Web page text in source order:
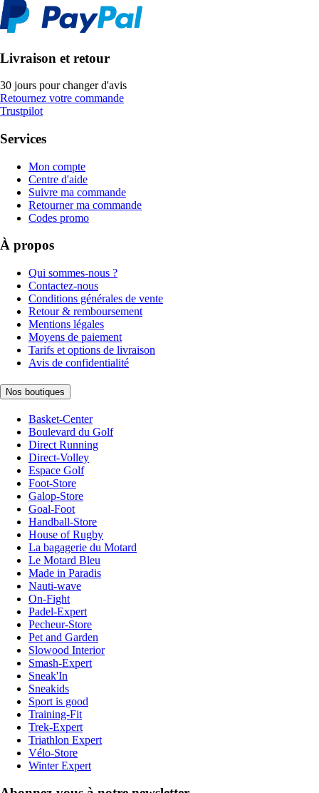
Livraison et retour
30 jours pour changer d'avis
Retournez votre commande
Trustpilot
Services
Mon compte
Centre d'aide
Suivre ma commande
Retourner ma commande
Codes promo
À propos
Qui sommes-nous ?
Contactez-nous
Conditions générales de vente
Retour & remboursement
Mentions légales
Moyens de paiement
Tarifs et options de livraison
Avis de confidentialité
Nos boutiques
Basket-Center
Boulevard du Golf
Direct Running
Direct-Volley
Espace Golf
Foot-Store
Galop-Store
Goal-Foot
Handball-Store
House of Rugby
La bagagerie du Motard
Le Motard Bleu
Made in Paradis
Nauti-wave
On-Fight
Padel-Expert
Pecheur-Store
Pet and Garden
Slowood Interior
Smash-Expert
Sneak'In
Sneakids
Sport is good
Training-Fit
Trek-Expert
Triathlon Expert
Vélo-Store
Winter Expert